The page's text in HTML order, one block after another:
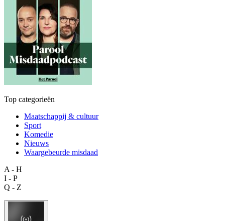
Top categorieën
Maatschappij & cultuur
Sport
Komedie
Nieuws
Waargebeurde misdaad
A - H
I - P
Q - Z